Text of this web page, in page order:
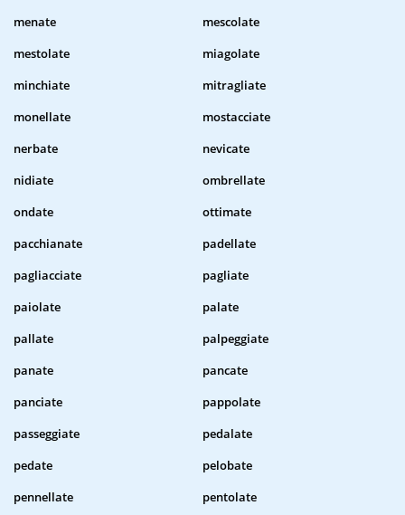
menate
mescolate
mestolate
miagolate
minchiate
mitragliate
monellate
mostacciate
nerbate
nevicate
nidiate
ombrellate
ondate
ottimate
pacchianate
padellate
pagliacciate
pagliate
paiolate
palate
pallate
palpeggiate
panate
pancate
panciate
pappolate
passeggiate
pedalate
pedate
pelobate
pennellate
pentolate